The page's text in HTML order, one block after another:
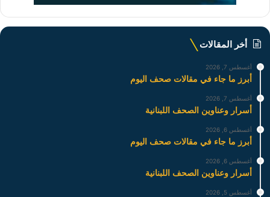
أخر المقالات
أغسطس 7, 2026
أبرز ما جاء في مقالات صحف اليوم
أغسطس 7, 2026
أسرار وعناوين الصحف اللبنانية
أغسطس 6, 2026
أبرز ما جاء في مقالات صحف اليوم
أغسطس 6, 2026
أسرار وعناوين الصحف اللبنانية
أغسطس 5, 2026